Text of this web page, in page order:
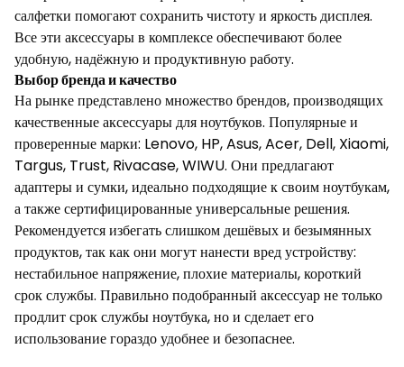
салфетки помогают сохранить чистоту и яркость дисплея.
Все эти аксессуары в комплексе обеспечивают более
удобную, надёжную и продуктивную работу.
Выбор бренда и качество
На рынке представлено множество брендов, производящих
качественные аксессуары для ноутбуков. Популярные и
проверенные марки: Lenovo, HP, Asus, Acer, Dell, Xiaomi,
Targus, Trust, Rivacase, WIWU. Они предлагают
адаптеры и сумки, идеально подходящие к своим ноутбукам,
а также сертифицированные универсальные решения.
Рекомендуется избегать слишком дешёвых и безымянных
продуктов, так как они могут нанести вред устройству:
нестабильное напряжение, плохие материалы, короткий
срок службы. Правильно подобранный аксессуар не только
продлит срок службы ноутбука, но и сделает его
использование гораздо удобнее и безопаснее.